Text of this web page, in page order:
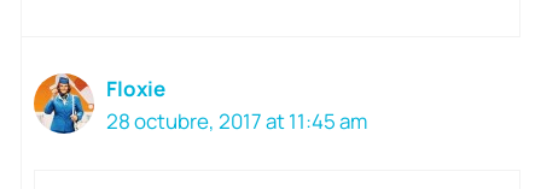
Floxie
28 octubre, 2017 at 11:45 am